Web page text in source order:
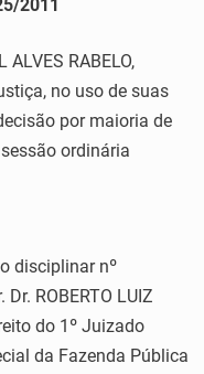
2011
ALVES RABELO,
no uso de suas
por maioria de
ordinária
disciplinar nº
ROBERTO LUIZ
do 1º Juizado
da Fazenda Pública